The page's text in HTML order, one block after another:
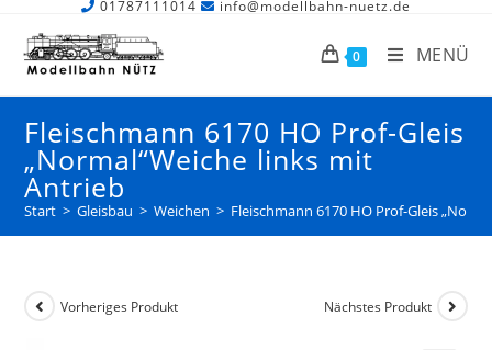
01787111014 info@modellbahn-nuetz.de
0 MENÜ
Fleischmann 6170 HO Prof-Gleis
„Normal“Weiche links mit
Antrieb
Start > Gleisbau > Weichen > Fleischmann 6170 HO Prof-Gleis
Vorheriges Produkt Nächstes Produkt